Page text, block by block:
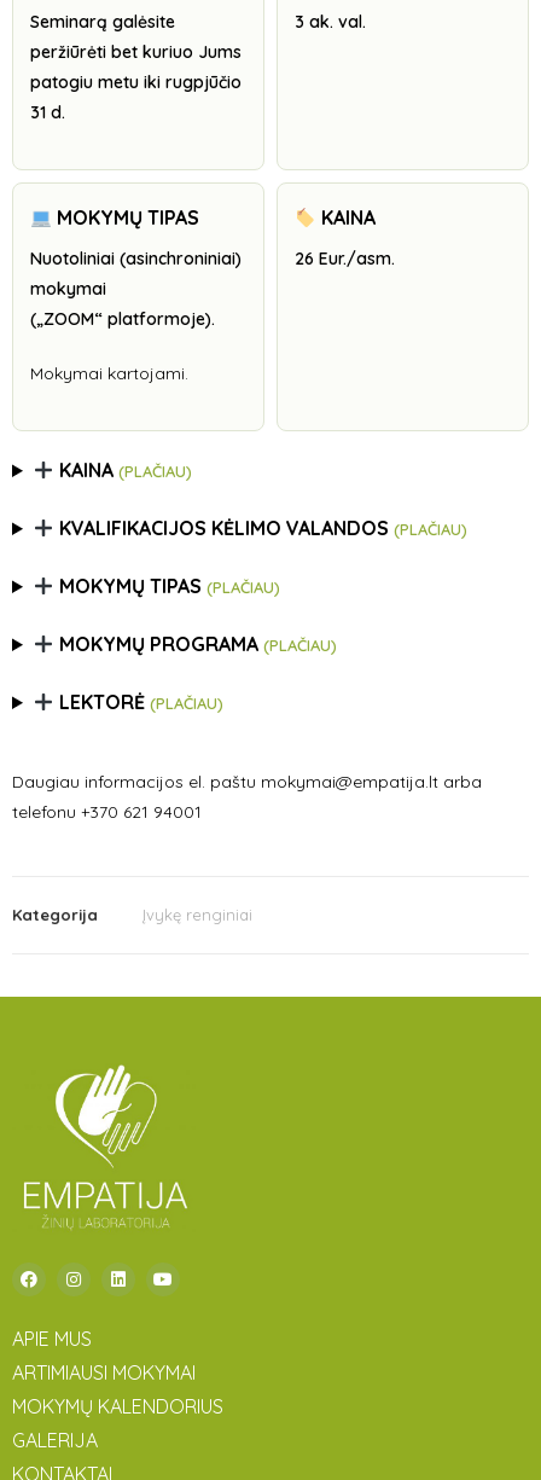
Seminarą galėsite
peržiūrėti bet kuriuo Jums
patogiu metu iki rugpjūčio
31 d.
3 ak. val.
MOKYMŲ TIPAS
Nuotoliniai (asinchroniniai)
mokymai
(„ZOOM“ platformoje).
Mokymai kartojami.
KAINA
26 Eur./asm.
KAINA(PLAČIAU)
KVALIFIKACIJOS KĖLIMO VALANDOS(PLAČIAU)
MOKYMŲ TIPAS(PLAČIAU)
MOKYMŲ PROGRAMA(PLAČIAU)
LEKTORĖ(PLAČIAU)
Daugiau informacijos el. paštu mokymai@empatija.lt arba
telefonu +370 621 94001
Kategorija Įvykę renginiai
APIE MUS
ARTIMIAUSI MOKYMAI
MOKYMŲ KALENDORIUS
GALERIJA
KONTAKTAI